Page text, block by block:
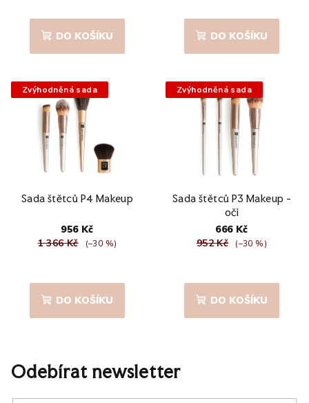
hodnocení
produktu
5
hvězdiček.
DO KOŠÍKU DO KOŠÍKU
Zvýhodněná sada
Sada štětců P4 Makeup
956 Kč
1 366 Kč
(–30 %)
DO KOŠÍKU
Zvýhodněná sada
Sada štětců P3 Makeup -
oči
666 Kč
952 Kč
(–30 %)
hodnocení
produktu
DO KOŠÍKU
Odebírat newsletter